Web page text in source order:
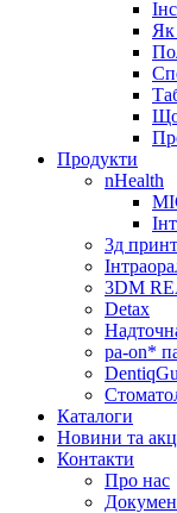
Як
Продукти
nHealth
3д
3DM
Detax
pa-on*
Каталоги
Новини та
Контакти
Про нас